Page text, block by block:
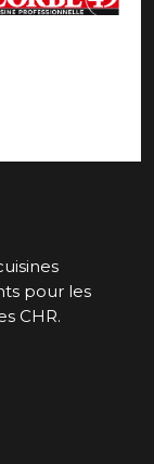
pour les
CHR.